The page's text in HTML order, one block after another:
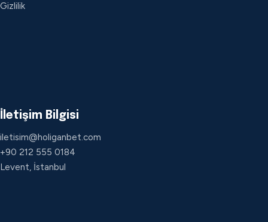
Gizlilik
İletişim Bilgisi
iletisim@holiganbet.com
+90 212 555 0184
Levent, İstanbul